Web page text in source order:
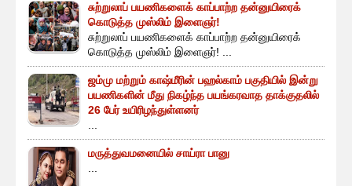
சுற்றுலாப் பயணிகளைக் காப்பாற்ற தன்னுயிரைக்
கொடுத்த முஸ்லிம் இளைஞர்!
சுற்றுலாப் பயணிகளைக் காப்பாற்ற தன்னுயிரைக்
கொடுத்த முஸ்லிம் இளைஞர்! ...
ஜம்மு மற்றும் காஷ்மீரின் பஹல்காம் பகுதியில் இன்று
பயணிகளின் மீது நிகழ்ந்த பயங்கரவாத தாக்குதலில்
26 பேர் உயிரிழந்துள்ளனர்
...
மருத்துவமனையில் சாய்ரா பானு
...